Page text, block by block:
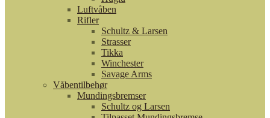
Luftvåben
Rifler
Schultz & Larsen
Strasser
Tikka
Winchester
Savage Arms
Våbentilbehør
Mundingsbremser
Schultz og Larsen